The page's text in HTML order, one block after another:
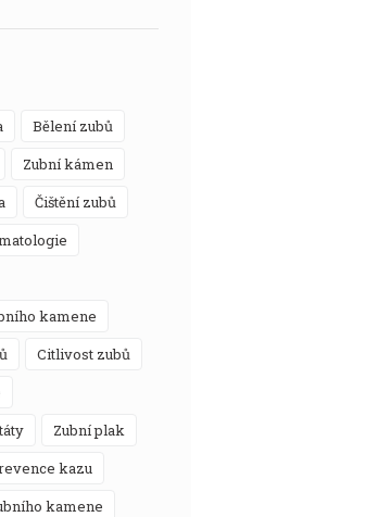
bělení zubů
zubní kámen
čištění zubů
kamene
citlivost zubů
zubní plak
kazu
kamene